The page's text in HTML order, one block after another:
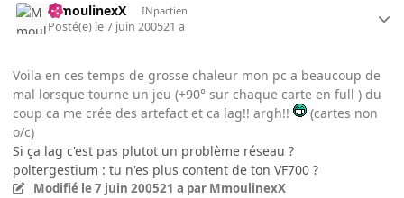
MmoulinexX INpactien
Posté(e) le 7 juin 200521 a
Voila en ces temps de grosse chaleur mon pc a beaucoup de
mal lorsque tourne un jeu (+90° sur chaque carte en full ) du
coup ca me crée des artefact et ca lag!! argh!!
(cartes non
o/c)
Si ça lag c'est pas plutot un problème réseau ?
poltergestium : tu n'es plus content de ton VF700 ?
Modifié le 7 juin 200521 a par MmoulinexX